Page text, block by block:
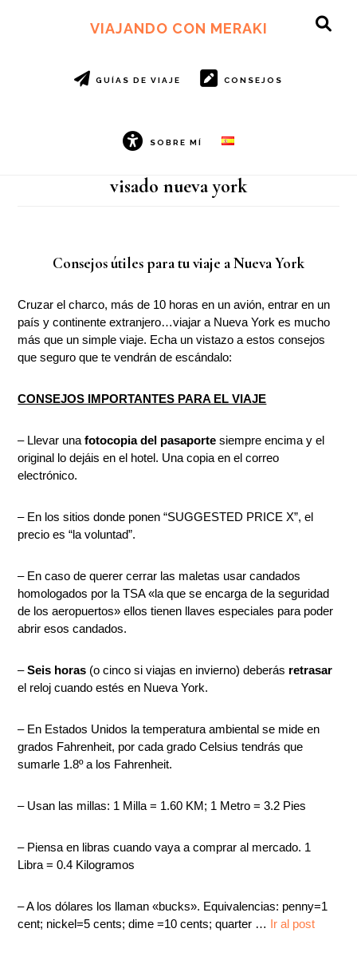
VIAJANDO CON MERAKI
GUÍAS DE VIAJE CONSEJOS
SOBRE MÍ
visado nueva york
Consejos útiles para tu viaje a Nueva York
Cruzar el charco, más de 10 horas en un avión, entrar en un
país y continente extranjero…viajar a Nueva York es mucho
más que un simple viaje. Echa un vistazo a estos consejos
que seguro que te vendrán de escándalo:
CONSEJOS IMPORTANTES PARA EL VIAJE
– Llevar unafotocopia del pasaporte siempre encima y el
original lo dejáis en el hotel. Una copia en el correo
electrónico.
– En los sitios donde ponen “SUGGESTED PRICE X”, el
precio es “la voluntad”.
– En caso de querer cerrar las maletas usar candados
homologados por la TSA «la que se encarga de la seguridad
de los aeropuertos» ellos tienen llaves especiales para poder
abrir esos candados.
–Seis horas (o cinco si viajas en invierno) deberás retrasar
el reloj cuando estés en Nueva York.
– En Estados Unidos la temperatura ambiental se mide en
grados Fahrenheit, por cada grado Celsius tendrás que
sumarle 1.8º a los Fahrenheit.
– Usan las millas: 1 Milla = 1.60 KM; 1 Metro = 3.2 Pies
– Piensa en libras cuando vaya a comprar al mercado. 1
Libra = 0.4 Kilogramos
– A los dólares los llaman «bucks». Equivalencias: penny=1
cent; nickel=5 cents; dime =10 cents; quarter … Ir al post